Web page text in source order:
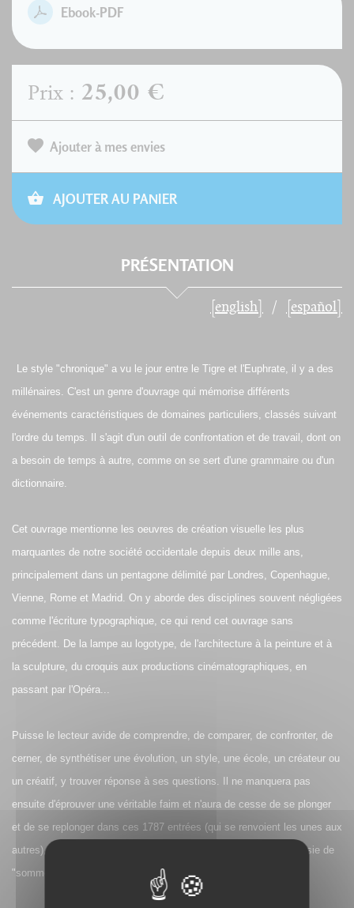
Ebook-PDF
Prix : 25,00 €
Ajouter à mes envies
AJOUTER AU PANIER
PRÉSENTATION
[english] [español]
Le style "chronique" a vu le jour entre le Tigre et l'Euphrate, il y a des
millénaires. C'est un genre d'ouvrage qui mémorise différents
événements caractéristiques de domaines particuliers, classés suivant
l'ordre du temps. Il s'agit d'un outil de confrontation et de travail, dont on
a besoin de temps à autre, comme on se sert d'une grammaire ou d'un
dictionnaire.
Cet ouvrage mentionne les oeuvres de création visuelle les plus
marquantes de notre société occidentale depuis deux mille ans,
principalement dans un pentagone délimité par Londres, Copenhague,
Vienne, Rome et Madrid. On y aborde des disciplines souvent négligées
comme l'écriture typographique, ce qui rend cet ouvrage sans
précédent. De la lampe au logotype, de l'architecture à la peinture et à
la sculpture, du croquis aux productions cinématographiques, en
passant par l'Opéra...
Puisse le lecteur avide de comprendre, de comparer, de confronter, de
cerner, de synthétiser une évolution, un style, une école, un créateur ou
un créatif, y trouver réponse à ses questions. Il ne manquera pas
ensuite d'éprouver une véritable faim et n'aura de cesse de se plonger
et de se replonger dans ces 1787 entrées (qui se renvoient les unes aux
autres), dans ce qui pourrait bien s'avérer être une tentative réussie de
"somme".